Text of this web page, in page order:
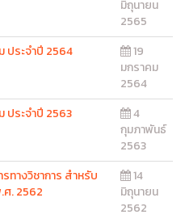
มิถุนายน
2565
ประจำปี 2564
19
มกราคม
2564
ประจำปี 2563
4
กุมภาพันธ์
2563
ทางวิชาการ สำหรับ
ศ. 2562
14
มิถุนายน
2562